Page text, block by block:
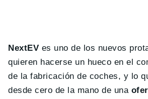
NextEV es uno de los nuevos
quieren hacerse un hueco en el
de la fabricación de coches, y lo
desde cero de la mano de una